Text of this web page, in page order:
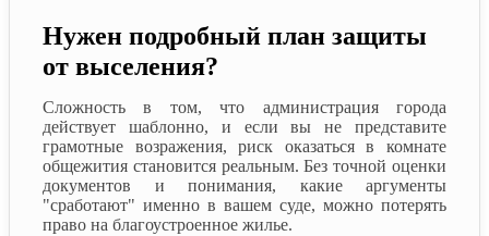
Нужен подробный план защиты
от выселения?
Сложность в том, что администрация города
действует шаблонно, и если вы не представите
грамотные возражения, риск оказаться в комнате
общежития становится реальным. Без точной оценки
документов и понимания, какие аргументы
"сработают" именно в вашем суде, можно потерять
право на благоустроенное жилье.